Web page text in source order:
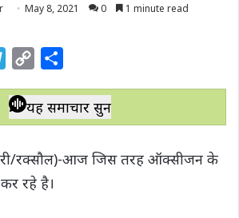
May 8, 2021 0 1 minute read
l
e
g
r
a
p
y
L
i
n
a
r
यह समाचार सुनें
रक्सौल)-आज जिस तरह ऑक्सीजन के
कर रहे है।